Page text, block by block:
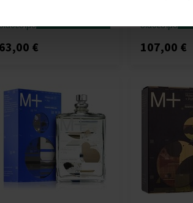
63,00 €
διαθέσιμο
107,00 €